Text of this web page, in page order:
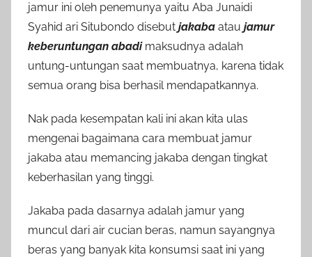
jamur ini oleh penemunya yaitu Aba Junaidi
Syahid ari Situbondo disebut jakaba atau jamur
keberuntungan abadi maksudnya adalah
untung-untungan saat membuatnya, karena tidak
semua orang bisa berhasil mendapatkannya.
Nak pada kesempatan kali ini akan kita ulas
mengenai bagaimana cara membuat jamur
jakaba atau memancing jakaba dengan tingkat
keberhasilan yang tinggi.
Jakaba pada dasarnya adalah jamur yang
muncul dari air cucian beras, namun sayangnya
beras yang banyak kita konsumsi saat ini yang